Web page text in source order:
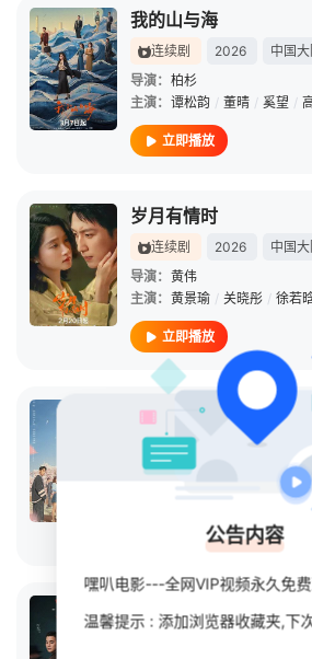
我的山与海
连续剧 2026
中国
导演： 柏杉
主演： 谭松韵 / 董晴 / 奚望 /
立即播放
岁月有情时
连续剧 2026
中国
导演： 黄伟
主演： 黄景瑜 / 关晓彤 / 徐若
立即播放
点燃我，温暖你
连续剧
导演：刘俊杰
赵志伟
立即播放
前夜
公告内容
嘿叭电影---全网VIP视频永久免
温馨提示 : 添加浏览器收藏夹,下